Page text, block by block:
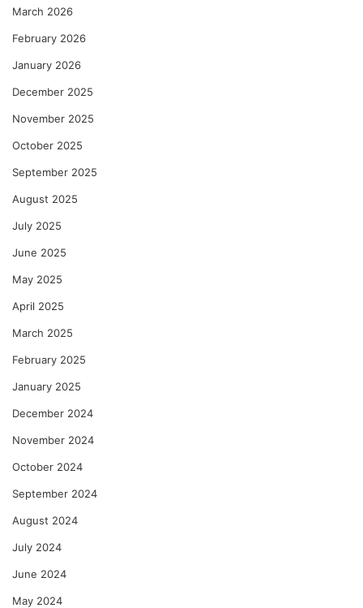
णु
का
ल्हे
March 2026
February 2026
January 2026
December 2025
November 2025
October 2025
September 2025
August 2025
July 2025
June 2025
May 2025
April 2025
March 2025
February 2025
January 2025
December 2024
November 2024
October 2024
September 2024
August 2024
July 2024
June 2024
May 2024